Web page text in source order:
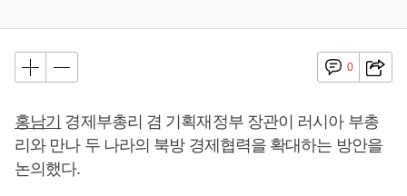
0
홍남기 경제부총리 겸 기획재정부 장관이 러시아 부총
리와 만나 두 나라의 북방 경제협력을 확대하는 방안을
논의했다.